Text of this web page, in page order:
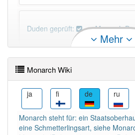
Duden geprüft: Monarch
N-Deklination:N-Deklination: -
Monarchen (D)
PowerIndex:9
Mehr
Monarch Wiki
ja fi de ru
Monarch steht für: ein
eine Schmetterlingsart, siehe